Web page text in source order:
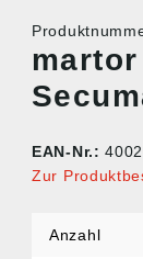
EAN-Nr.:
Zur
Anzahl